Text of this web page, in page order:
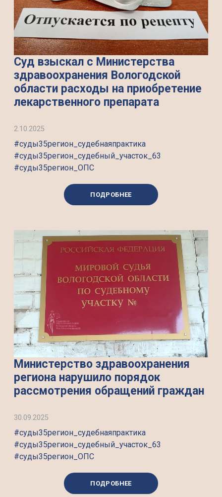
Суд взыскал с Министерства
здравоохранения Вологодской
области расходы на приобретение
лекарственного препарата
2.10.2025
#суды35регион_судебнаяпрактика
#суды35регион_судебный_участок_63
#суды35регион_ОПС
ПОДРОБНЕЕ
Министерство здравоохранения
региона нарушило порядок
рассмотрения обращений граждан
30.09.2025
#суды35регион_судебнаяпрактика
#суды35регион_судебный_участок_63
#суды35регион_ОПС
ПОДРОБНЕЕ